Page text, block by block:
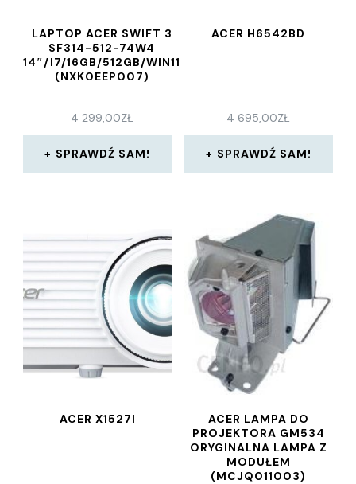
LAPTOP ACER SWIFT 3
SF314-512-74W4
14″/I7/16GB/512GB/WIN11
(NXK0EEP007)
4 299,00ZŁ
SPRAWDŹ SAM!
ACER H6542BD
4 695,00ZŁ
SPRAWDŹ SAM!
ACER X1527I
ACER LAMPA DO
PROJEKTORA GM534
ORYGINALNA LAMPA Z
MODUŁEM
(MCJQ011003)